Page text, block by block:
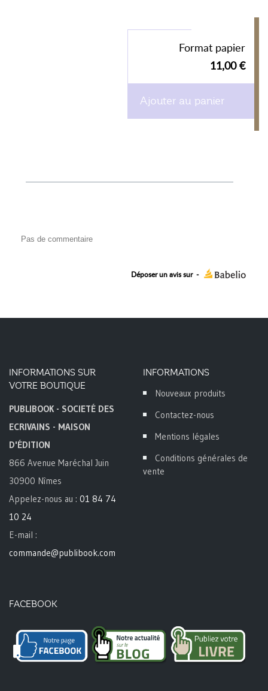
Format papier
11,00 €
Ajouter au panier
Pas de commentaire
Déposer un avis sur -
INFORMATIONS SUR
VOTRE BOUTIQUE
PUBLIBOOK - SOCIETÉ DES
ECRIVAINS - MAISON
D'ÉDITION
866 Avenue Maréchal Juin
30900 Nîmes
Appelez-nous au : 01 84 74
10 24
E-mail :
commande@publibook.com
INFORMATIONS
Nouveaux produits
Contactez-nous
Mentions légales
Conditions générales de
vente
FACEBOOK